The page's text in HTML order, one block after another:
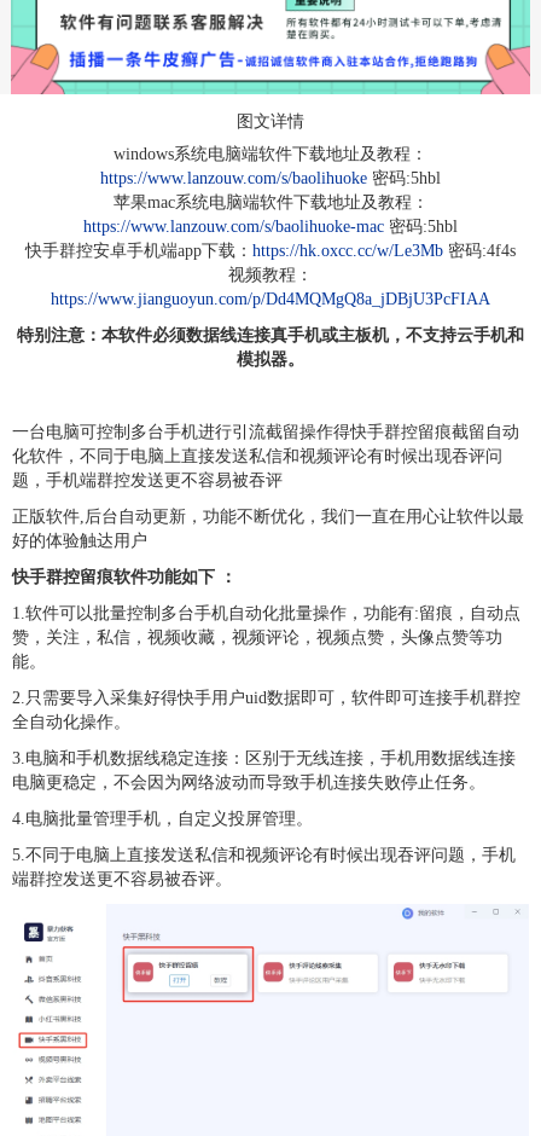
图文详情
windows系统电脑端软件下载地址及教程：
https://www.lanzouw.com/s/baolihuoke 密码:5hbl
苹果mac系统电脑端软件下载地址及教程：
https://www.lanzouw.com/s/baolihuoke-mac 密码:5hbl
快手群控安卓手机端app下载： https://hk.oxcc.cc/w/Le3Mb 密码:4f4s
视频教程：
https://www.jianguoyun.com/p/Dd4MQMgQ8a_jDBjU3PcFIAA
特别注意：本软件必须数据线连接真手机或主板机，不支持云手机和
模拟器。
一台电脑可控制多台手机进行引流截留操作得快手群控留痕截留自动
化软件，不同于电脑上直接发送私信和视频评论有时候出现吞评问
题，手机端群控发送更不容易被吞评
正版软件,后台自动更新，功能不断优化，我们一直在用心让软件以最
好的体验触达用户
快手群控留痕软件功能如下 ：
1.软件可以批量控制多台手机自动化批量操作，功能有:留痕，自动点
赞，关注，私信，视频收藏，视频评论，视频点赞，头像点赞等功
能。
2.只需要导入采集好得快手用户uid数据即可，软件即可连接手机群控
全自动化操作。
3.电脑和手机数据线稳定连接：区别于无线连接，手机用数据线连接
电脑更稳定，不会因为网络波动而导致手机连接失败停止任务。
4.电脑批量管理手机，自定义投屏管理。
5.不同于电脑上直接发送私信和视频评论有时候出现吞评问题，手机
端群控发送更不容易被吞评。